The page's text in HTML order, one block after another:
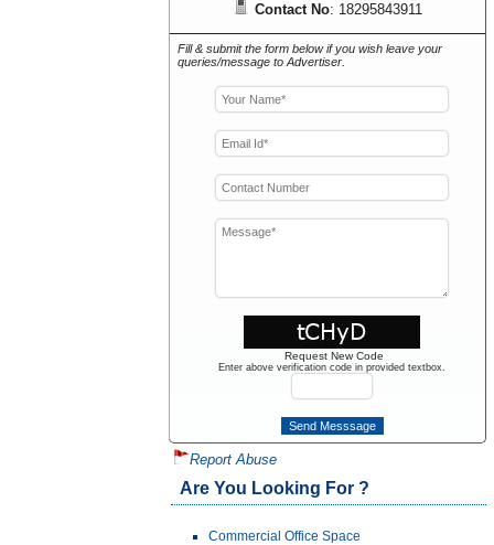
Contact No: 18295843911
Fill & submit the form below if you wish leave your
queries/message to Advertiser.
Request New Code
Enter above verification code in provided textbox.
Report Abuse
Are You Looking For ?
Commercial Office Space